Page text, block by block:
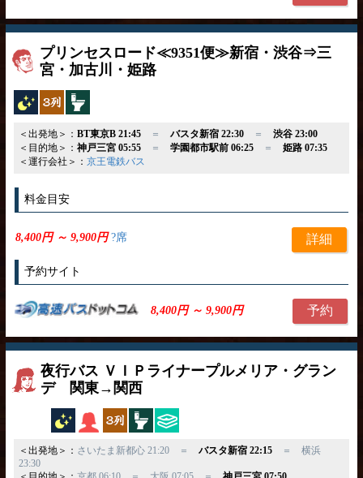
プリンセスロード≪9351便≫新宿・渋谷⇒三
宮・加古川・姫路
夜行バス独立3列
＜出発地＞： BT東京B 21:45＝ バスタ新宿 22:30＝ 渋谷 23:00
＜目的地＞： 神戸三宮 05:55＝ 学園都市駅前 06:25＝ 姫路 07:35
＜運行会社＞： 京王電鉄バス
料金目安
8,400円 ～ 9,900円?席 詳細
予約サイト
8,400円 ～ 9,900円 予約
夜行バス ＶＩＰライナープルメリア・グラン
デ 関東→関西
夜行バス女性専用独立3列トイレ付
＜出発地＞： さいたま新都心 21:20 ＝ バスタ新宿 22:15＝ 横浜
23:30